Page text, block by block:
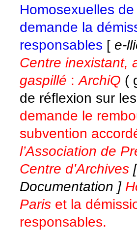
Homosexuelles
demande la
responsables [ e-
Centre inexistant,
gaspillé :ArchiQ (
de réflexion sur
demande le
subvention
l’Association de
Centre d’Archives[
Documentation ]
Pariset la
responsables.